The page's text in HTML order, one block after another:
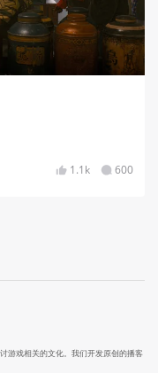
1.1k 600
游戏相关的文化。我们开发原创的播客